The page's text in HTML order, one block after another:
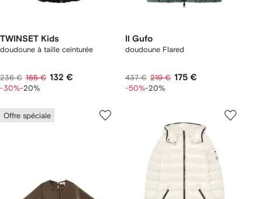
TWINSET Kids
doudoune à taille ceinturée
236 € 165 € 132 €
-30%-20%
Il Gufo
doudoune Flared
437 € 219 € 175 €
-50%-20%
Offre spéciale